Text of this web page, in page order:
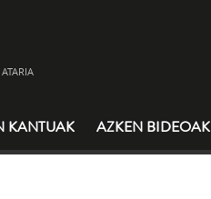
KANTUAK AZKEN BIDEOAK